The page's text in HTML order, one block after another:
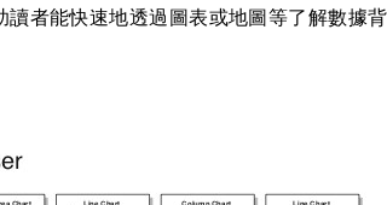
者能快速地透過圖表或地圖等了解數據